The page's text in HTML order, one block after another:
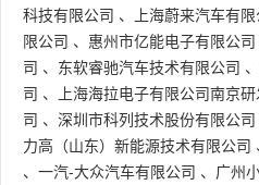
科技有限公司 、 上海蔚来汽车有限
限公司 、 惠州市亿能电子有限公司
司 、 东软睿驰汽车技术有限公司 、
司 、 上海海拉电子有限公司南京
司 、 深圳市科列技术股份有限公司
力高（山东）新能源技术有限公司
、 一汽-大众汽车有限公司 、 广州